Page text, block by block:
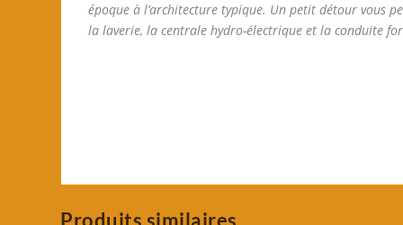
époque à l’architecture typique. Un petit détour vous
la laverie, la centrale hydro-électrique et la conduite
Produits similaires